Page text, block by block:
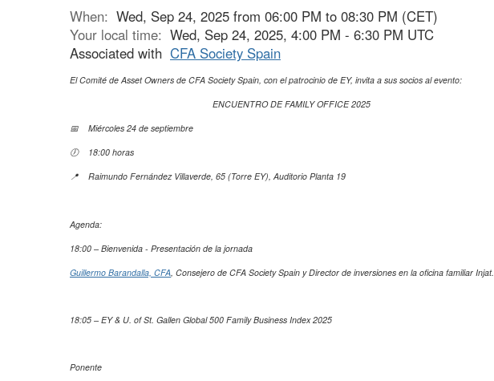
When: Wed, Sep 24, 2025 from 06:00 PM to 08:30 PM (CET)
Your local time: Wed, Sep 24, 2025, 4:00 PM - 6:30 PM UTC
Associated with CFA Society Spain
El Comité de Asset Owners de CFA Society Spain, con el patrocinio de EY, invita a sus socios al evento:
ENCUENTRO DE FAMILY OFFICE 2025
📅 Miércoles 24 de septiembre
🕖 18:00 horas
📍 Raimundo Fernández Villaverde, 65 (Torre EY), Auditorio Planta 19
Agenda:
18:00 – Bienvenida - Presentación de la jornada
Guillermo Barandalla, CFA, Consejero de CFA Society Spain y Director de inversiones en la oficina familiar Injat.
18:05 – EY & U. of St. Gallen Global 500 Family Business Index 2025
Ponente